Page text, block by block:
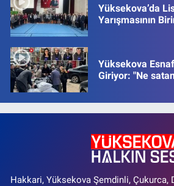
Yüksekova’da
Yarışmasının
Yüksekova
Giriyor: "Ne
Hakkari, Yüksekova Şemdinli, Çukurca,